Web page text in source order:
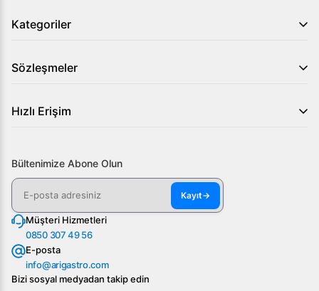
Kategoriler
Sözleşmeler
Hızlı Erişim
Bültenimize Abone Olun
Kayıt→
Müşteri Hizmetleri
0850 307 49 56
E-posta
info@arigastro.com
Bizi sosyal medyadan takip edin